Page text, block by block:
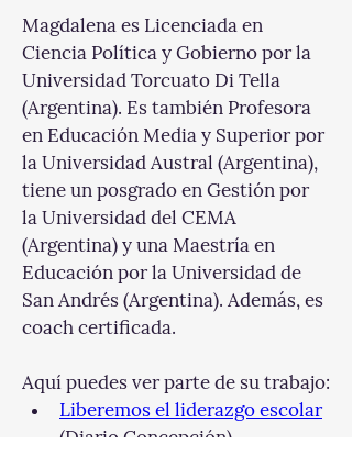
Magdalena es Licenciada en
Ciencia Política y Gobierno por la
Universidad Torcuato Di Tella
(Argentina). Es también Profesora
en Educación Media y Superior por
la Universidad Austral (Argentina),
tiene un posgrado en Gestión por
la Universidad del CEMA
(Argentina) y una Maestría en
Educación por la Universidad de
San Andrés (Argentina). Además, es
coach certificada.
Aquí puedes ver parte de su trabajo:
Liberemos el liderazgo escolar
(Diario Concepción)